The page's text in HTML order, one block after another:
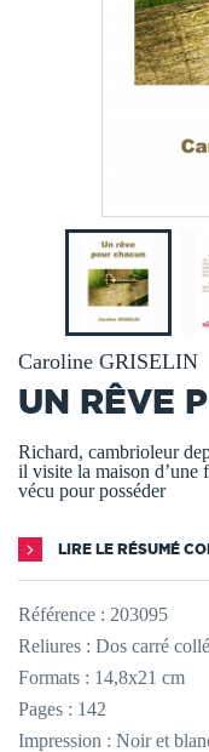
Caroline GRISELIN
UN RÊVE
Richard, cambrioleur
il visite la maison
vécu pour posséder
LIRE LE RÉSUMÉ
Référence : 203095
Reliures : Dos carré collé
Formats : 14,8x21 cm
Pages : 142
Impression : Noir et